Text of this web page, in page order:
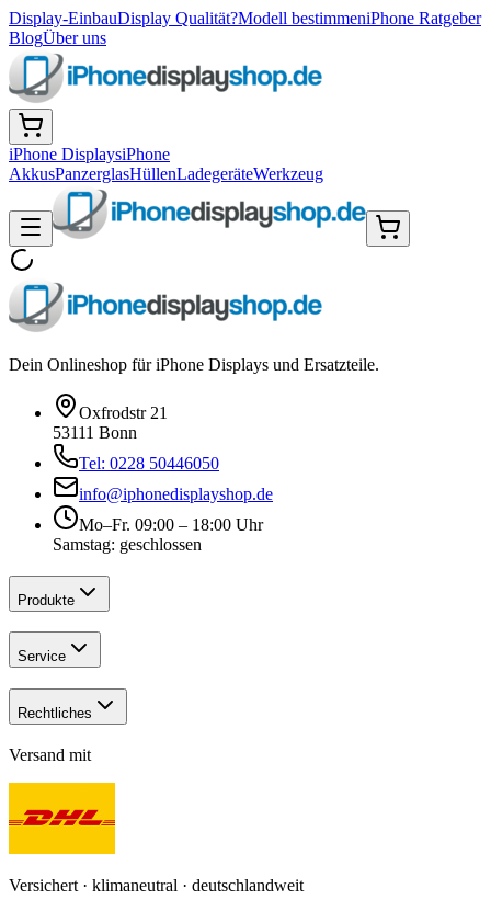
Display-EinbauDisplay Qualität?Modell bestimmeniPhone Ratgeber
BlogÜber uns
iPhone DisplaysiPhone
AkkusPanzerglasHüllenLadegeräteWerkzeug
Dein Onlineshop für iPhone Displays und Ersatzteile.
Oxfrodstr 21
53111 Bonn
Tel: 0228 50446050
info@iphonedisplayshop.de
Mo–Fr. 09:00 – 18:00 Uhr
Samstag: geschlossen
Produkte
Service
Rechtliches
Versand mit
Versichert · klimaneutral · deutschlandweit